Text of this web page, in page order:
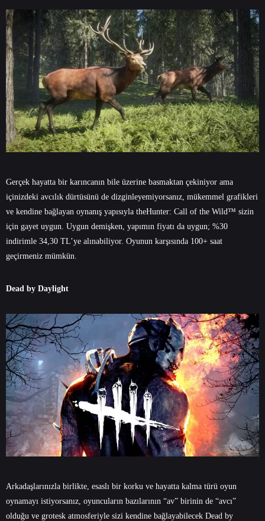
Gerçek hayatta bir karıncanın bile üzerine basmaktan çekiniyor ama
içinizdeki avcılık dürtüsünü de dizginleyemiyorsanız, mükemmel grafikleri
ve kendine bağlayan oynanış yapısıyla theHunter: Call of the Wild™ sizin
için gayet uygun. Uygun demişken, yapımın fiyatı da uygun; %30
indirimle 34,30 TL’ye alınabiliyor. Oyunun karşısında 100+ saat
geçirmeniz mümkün.
Dead by Daylight
Arkadaşlarınızla birlikte, esaslı bir korku ve hayatta kalma türü oyun
oynamayı istiyorsanız, oyuncuların bazılarının “av” birinin de “avcı”
olduğu ve grotesk atmosferiyle sizi kendine bağlayabilecek Dead by